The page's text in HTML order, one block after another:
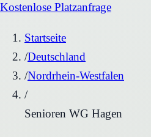
Kostenlose Platzanfrage
Startseite
/Deutschland
/Nordrhein-Westfalen
/
Senioren WG Hagen